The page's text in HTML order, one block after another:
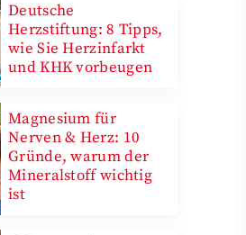
Deutsche
Herzstiftung: 8 Tipps,
wie Sie Herzinfarkt
und KHK vorbeugen
Magnesium für
Nerven & Herz: 10
Gründe, warum der
Mineralstoff wichtig
ist